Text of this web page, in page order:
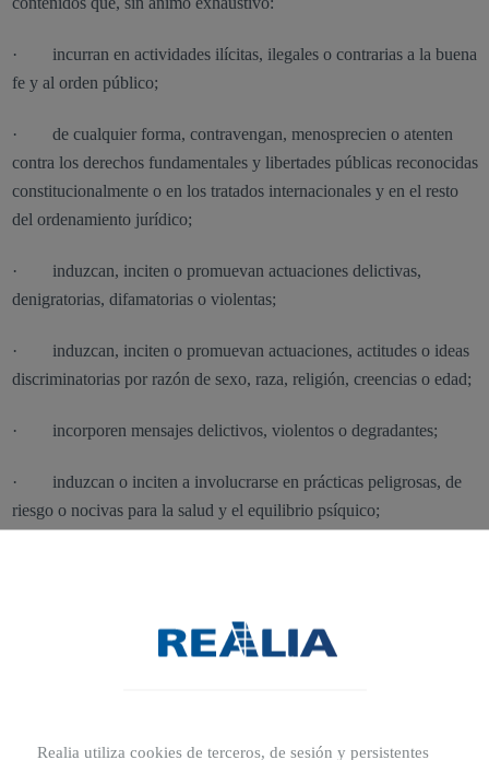
· incurran en actividades ilícitas, ilegales o contrarias a la buena
fe y al orden público;
· de cualquier forma, contravengan, menosprecien o atenten
contra los derechos fundamentales y libertades públicas reconocidas
constitucionalmente o en los tratados internacionales y en el resto
del ordenamiento jurídico;
· induzcan, inciten o promuevan actuaciones delictivas,
denigratorias, difamatorias o violentas;
· induzcan, inciten o promuevan actuaciones, actitudes o ideas
discriminatorias por razón de sexo, raza, religión, creencias o edad;
· incorporen mensajes delictivos, violentos o degradantes;
· induzcan o inciten a involucrarse en prácticas peligrosas, de
riesgo o nocivas para la salud y el equilibrio psíquico;
objeto o sobre las intenciones o propósitos del comunicante;
autorización necesaria para llevar a cabo el uso que efectúa o
Realia utiliza cookies de terceros, de sesión y persistentes